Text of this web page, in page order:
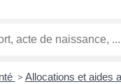
> Allocations et aides